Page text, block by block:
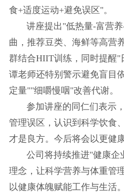
食+适度运动+避免误区"。
讲座提出"低热量-富营
曲，推荐豆类、海鲜等高营
群结合HIIT训练，同时提醒"
谭老师还特别警示避免盲目
定量""细嚼慢咽"改善代谢。
参加讲座的同仁们表示
管理误区，认识到科学饮食
才是良方。今后将会以更健
公司将持续推进"健康企
理念，让科学营养与体重管
以健康体魄赋能工作与生活。